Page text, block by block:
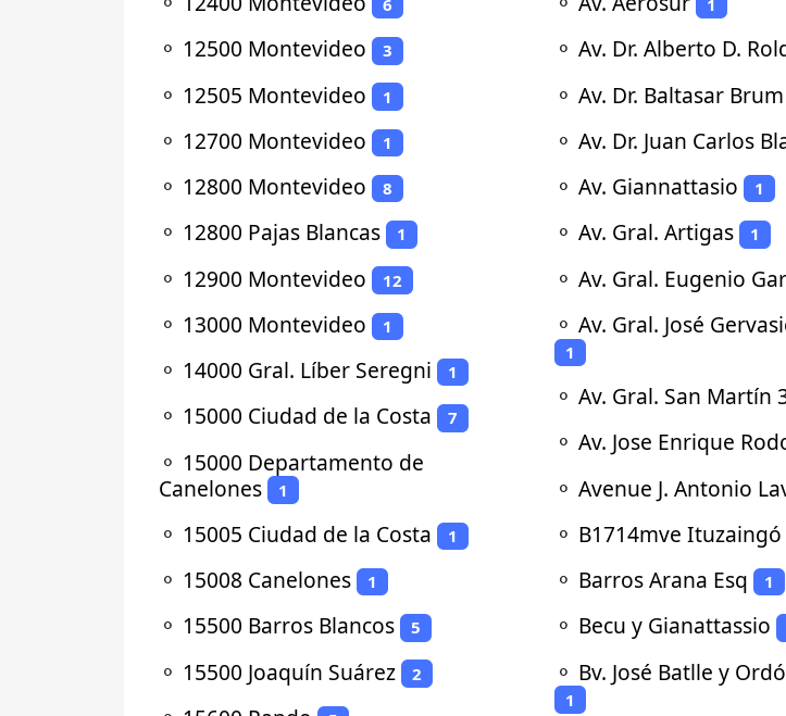
6
⚬ 12500 Montevideo 3
⚬ 12505 Montevideo 1
⚬ 12700 Montevideo 1
⚬ 12800 Montevideo 8
⚬ 12800 Pajas Blancas 1
⚬ 12900 Montevideo 12
⚬ 13000 Montevideo 1
⚬ 14000 Gral. Líber Seregni 1
⚬ 15000 Ciudad de la Costa 7
⚬ 15000 Departamento de
Canelones
1
⚬ 15005 Ciudad de la Costa 1
⚬ 15008 Canelones 1
⚬ 15500 Barros Blancos 5
⚬ 15500 Joaquín Suárez 2
1
⚬ Av. Dr. Alberto D.
⚬ Av. Dr. Baltasar Brum
⚬ Av. Dr. Juan Carlos
⚬ Av. Giannattasio 1
⚬ Av. Gral. Artigas 1
⚬ Av. Gral. Eugenio
⚬ Av. Gral. José
1
⚬ Av. Gral. San Martín
⚬ Av. Jose Enrique
⚬ Avenue J. Antonio
⚬ B1714mve Ituzaingó
⚬ Barros Arana Esq 1
⚬ Becu y Gianattassio
⚬ Bv. José Batlle y
1